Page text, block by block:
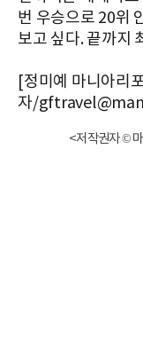
번 우승으로 20위
보고 싶다.끝까지
[정미예 마니아리
자/
<저작권자 ©